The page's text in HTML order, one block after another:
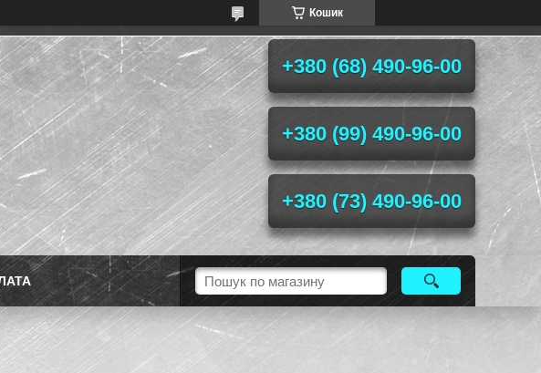
Кошик
+380 (68) 490-96-00
+380 (99) 490-96-00
+380 (73) 490-96-00